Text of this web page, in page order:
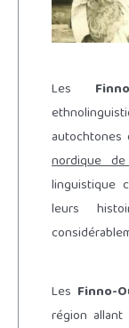
Les
nordique de
linguistique
leurs
Les Finno-
région